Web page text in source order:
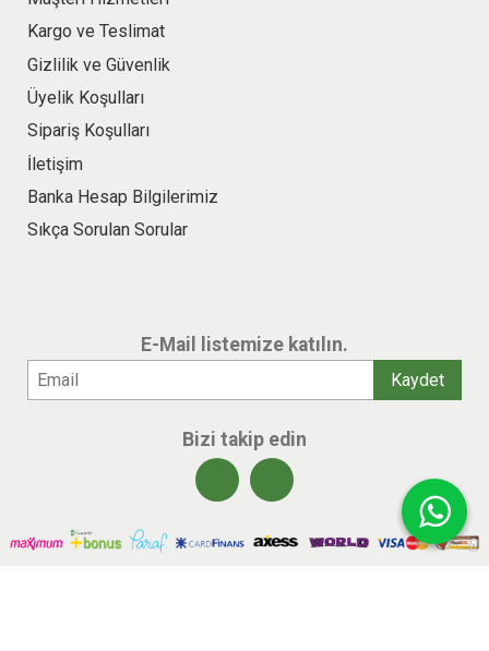
Kargo ve Teslimat
Gizlilik ve Güvenlik
Üyelik Koşulları
Sipariş Koşulları
İletişim
Banka Hesap Bilgilerimiz
Sıkça Sorulan Sorular
E-Mail listemize katılın.
Bizi takip edin